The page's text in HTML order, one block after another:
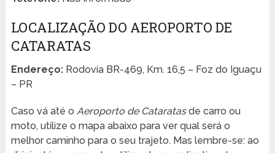
LOCALIZAÇÃO DO AEROPORTO DE
CATARATAS
Endereço:Rodovia BR-469, Km. 16,5 – Foz do Iguaçu
– PR
Caso vá até o Aeroporto de Cataratasde carro ou
moto, utilize o mapa abaixo para ver qual será o
melhor caminho para o seu trajeto. Mas lembre-se: ao